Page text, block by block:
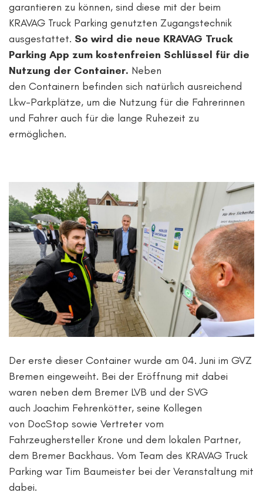
garantieren zu können, sind diese mit der beim
KRAVAG Truck Parking genutzten Zugangstechnik
ausgestattet. So wird die neue KRAVAG Truck
Parking App zum kostenfreien Schlüssel für die
Nutzung der Container. Neben
den Containern befinden sich natürlich ausreichend
Lkw-Parkplätze, um die Nutzung für die Fahrerinnen
und Fahrer auch für die lange Ruhezeit zu
ermöglichen.
Der erste dieser Container wurde am 04. Juni im GVZ
Bremen eingeweiht. Bei der Eröffnung mit dabei
waren neben dem Bremer LVB und der SVG
auch Joachim Fehrenkötter, seine Kollegen
von DocStop sowie Vertreter vom
Fahrzeughersteller Krone und dem lokalen Partner,
dem Bremer Backhaus. Vom Team des KRAVAG Truck
Parking war Tim Baumeister bei der Veranstaltung mit
dabei.